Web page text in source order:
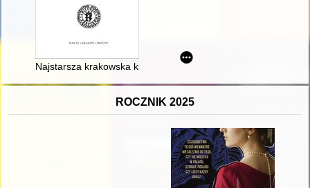
Najstarsza krakowska księga radziecka odkryta na nowo
ROCZNIK 2025